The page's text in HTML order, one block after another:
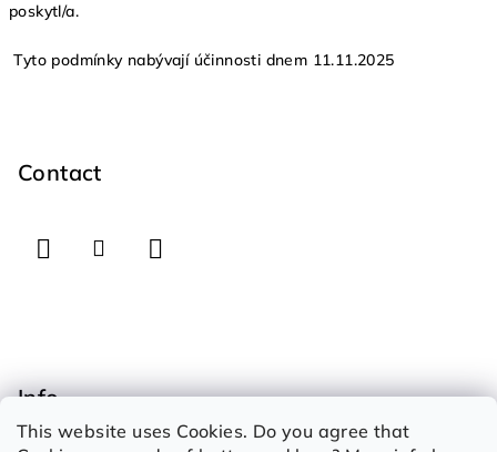
This website uses Cookies. Do you agree that
poskytl/a.
Tyto podmínky nabývají účinnosti dnem 11.11.2025
Contact
Info
How to shop